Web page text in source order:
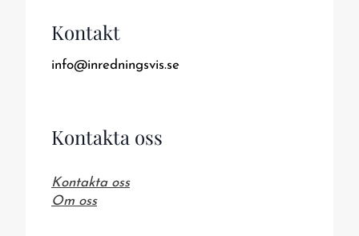
Kontakt
info@inredningsvis.se
Kontakta oss
Kontakta oss
Om oss